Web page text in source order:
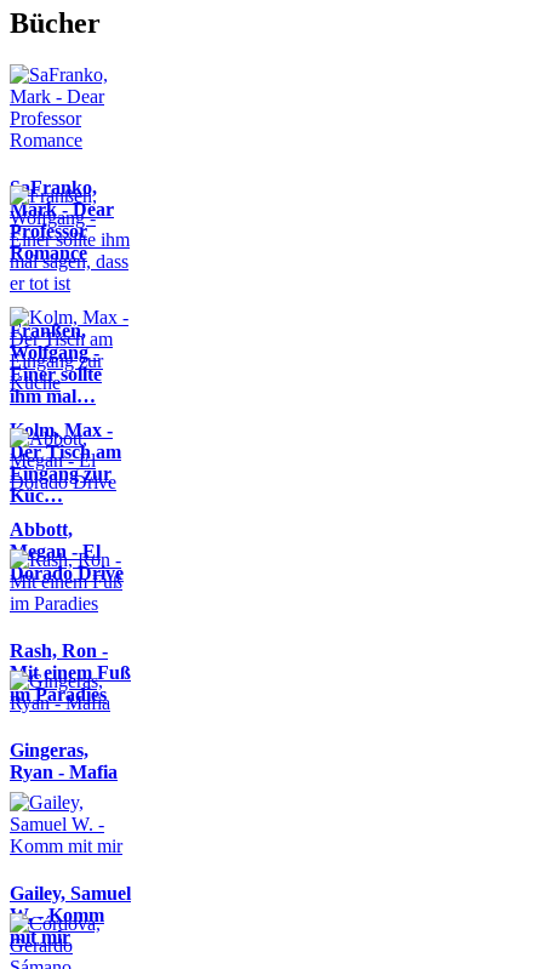
Bücher
SaFranko,
Mark - Dear
Professor
Romance
Franßen,
Wolfgang -
Einer sollte
ihm mal…
Kolm, Max -
Der Tisch am
Eingang zur
Küc…
Abbott,
Megan - El
Dorado Drive
Rash, Ron -
Mit einem Fuß
im Paradies
Gingeras,
Ryan - Mafia
Gailey, Samuel
W. - Komm
mit mir